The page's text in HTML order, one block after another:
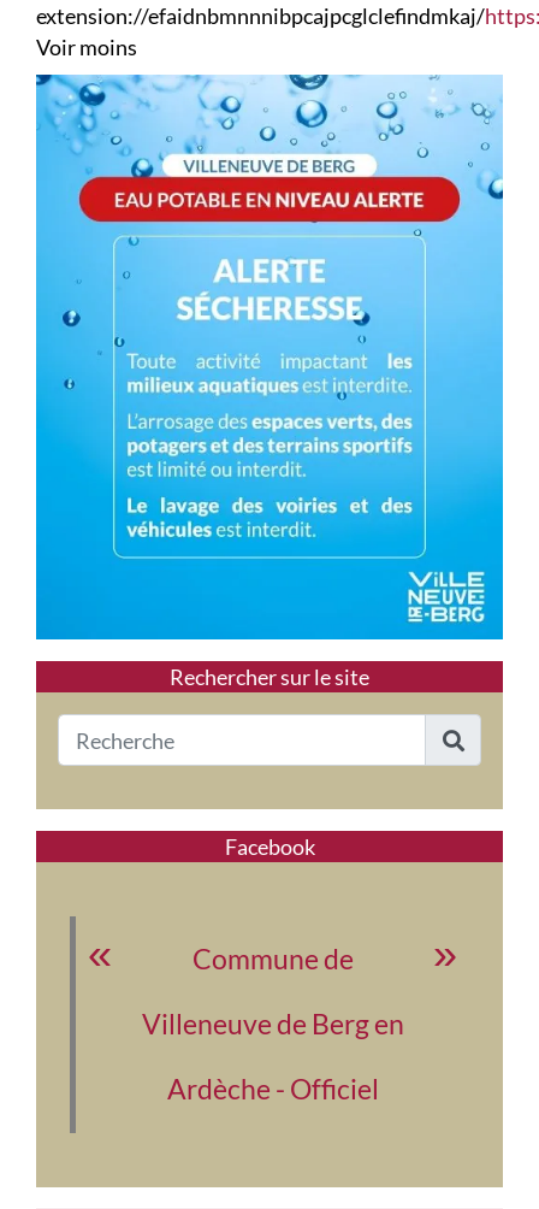
Rechercher sur le site
Facebook
Commune de
Villeneuve de Berg en
Ardèche - Officiel
extension://efaidnbmnnnibpcajpcglclefindmkaj/
Voir moins